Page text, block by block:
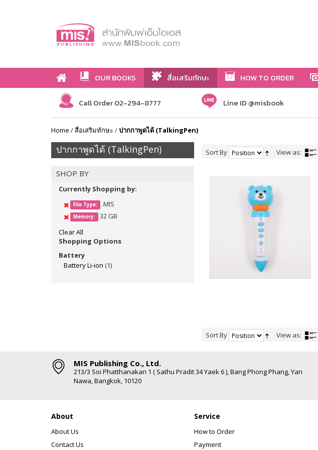
OUR BOOKS สื่อเสริมทักษะ HOW TO ORDER
Call Order 02-294-8777 Line ID @misbook
Home /สื่อเสริมทักษะ /ปากกาพูดได้ (TalkingPen)
ปากกาพูดได้ (TalkingPen)
SHOP BY
Currently Shopping by:
File Type: .MIS
Memory:
32 GB
Clear All
Shopping Options
Battery
Battery Li-ion (1)
Sort By View as:
Sort By View as:
MIS Publishing Co., Ltd.
213/3 Soi Phatthanakan 1 ( Sathu Pradit 34 Yaek 6 ), Bang Phong Phang, Yan
Nawa, Bangkok, 10120
About
About Us
Contact Us
Service
How to Order
Payment